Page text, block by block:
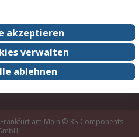
RS weltweit
Nachhaltigkeit
Presse-Center
am Main © RS Components
akzeptieren
verwalten
ablehnen